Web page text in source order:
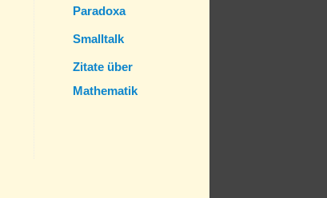
Paradoxa
Smalltalk
Zitate über
Mathematik